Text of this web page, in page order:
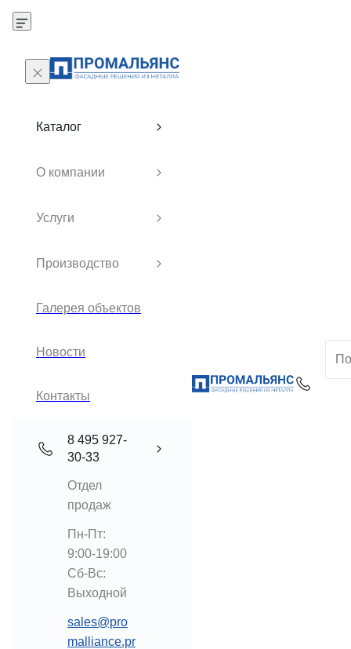
Каталог
О компании
Услуги
Производство
Галерея объектов
Новости
Контакты
8 495 927-
30-33
Отдел
продаж
Пн-Пт:
9:00-19:00
Cб-Вс:
Выходной
sales@pro
malliance.pr